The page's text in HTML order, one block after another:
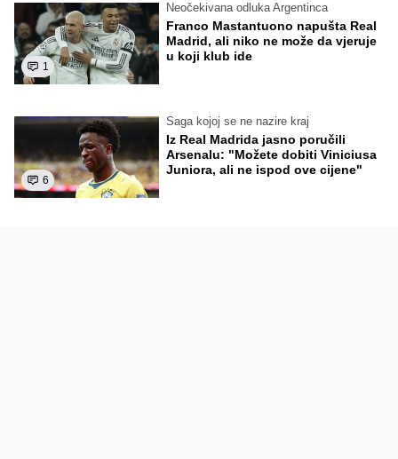
1
Neočekivana odluka Argentinca
Franco Mastantuono napušta Real
Madrid, ali niko ne može da vjeruje
u koji klub ide
6
Saga kojoj se ne nazire kraj
Iz Real Madrida jasno poručili
Arsenalu: "Možete dobiti Viniciusa
Juniora, ali ne ispod ove cijene"